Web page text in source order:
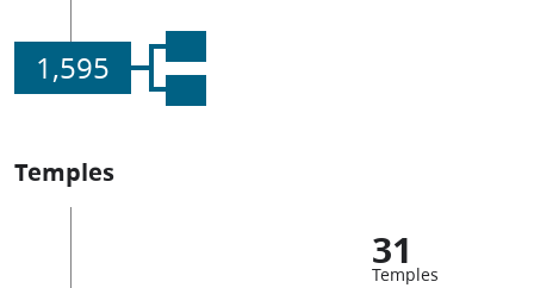
1,595
Temples
31
Temples